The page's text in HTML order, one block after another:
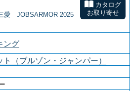
愛 JOBSARMOR 2025
カタログ
お取り寄せ
ング
（ブルゾン・ジャンパー）